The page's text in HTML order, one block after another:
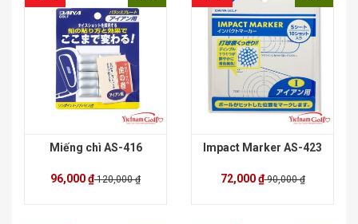
Miếng chì AS-416
96,000 ₫120,000 ₫
Impact Marker AS-423
72,000 ₫90,000 ₫